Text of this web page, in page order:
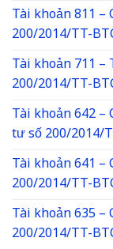
Tài khoản 811
200/2014/TT-
Tài khoản 711
200/2014/TT-
Tài khoản 642
tư số 200/2014/
Tài khoản 641
200/2014/TT-
Tài khoản 635
200/2014/TT-